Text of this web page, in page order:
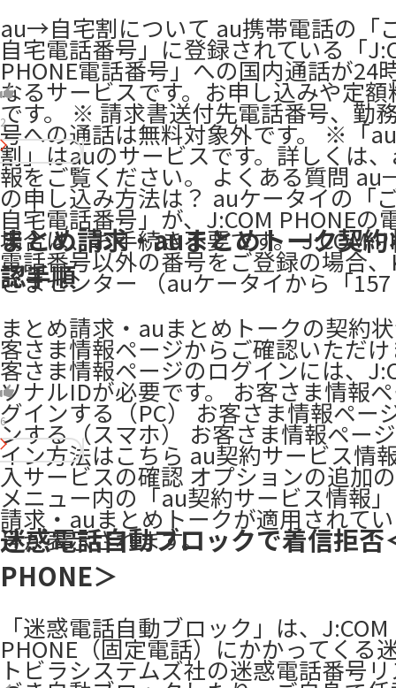
au→自宅割について au携帯電話の「
自宅電話番号」に登録されている「
PHONE電話番号」への国内通話が24
なるサービスです。お申し込みや定
です。 ※ 請求書送付先電話番号、勤
号への通話は無料対象外です。 ※「
割」はauのサービスです。詳しくは
報をご覧ください。 よくある質問
の申し込み方法は？ auケータイの「
自宅電話番号」が、J:COM PHONEの
場合は、お手続き不要です。 J:COM
電話番号以外の番号をご登録の場合
さまセンター （auケータイから「157
2
まとめ請求・auまとめトーク契
認手順
まとめ請求・auまとめトークの契約
客さま情報ページからご確認いただ
客さま情報ページのログインには、
ソナルIDが必要です。 お客さま情報
グインする（PC） お客さま情報ペー
ンする（スマホ） お客さま情報ペー
イン方法はこちら au契約サービス情
入サービスの確認 オプションの追加
メニュー内の「au契約サービス情報
請求・auまとめトークが適用されて
号が表示されます。 ​
6
迷惑電話自動ブロックで着信拒否
PHONE＞
「迷惑電話自動ブロック」は、J:COM
PHONE（固定電話）にかかってくる
トビラシステムズ社の迷惑電話番号